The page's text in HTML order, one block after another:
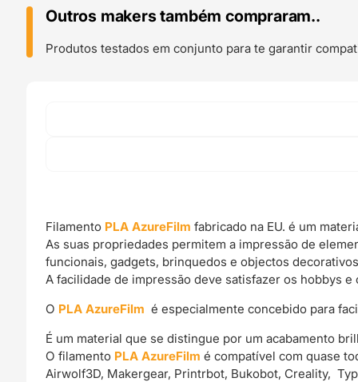
Neon
Pink
-
Outros makers também compraram..
Produtos testados em conjunto para te garantir
Filamento PLA AzureFilmfabricado na EU. é um
As suas propriedades permitem a impressão de
funcionais, gadgets, brinquedos e objectos
A facilidade de impressão deve satisfazer os hobbys
O PLA AzureFilm é especialmente concebido para
É um material que se distingue por um acabamento
O filamento PLA AzureFilmé compatível com quase
Airwolf3D, Makergear, Printrbot, Bukobot, Creality,